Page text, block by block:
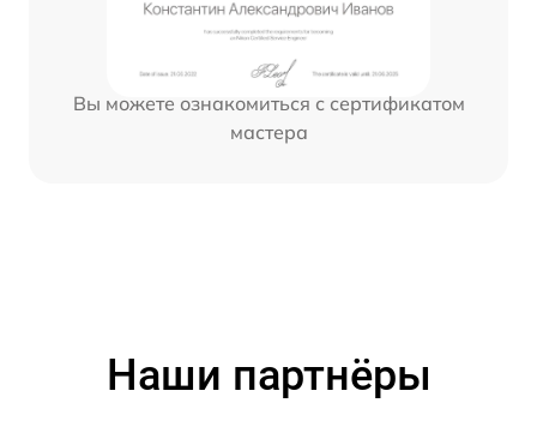
Вы можете ознакомиться с сертификатом
мастера
Наши партнёры